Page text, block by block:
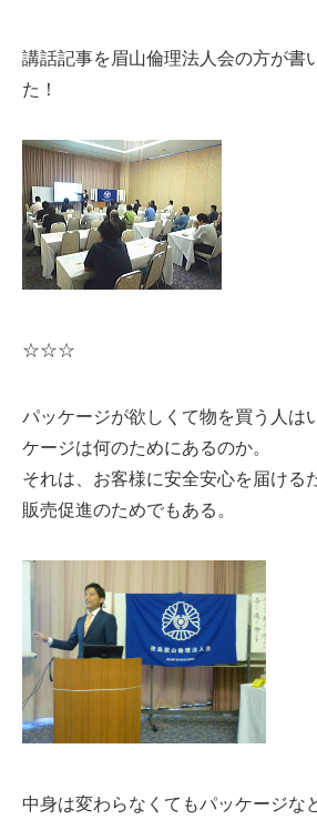
講話記事を眉山倫理法人会の方が書
た！
☆☆☆
パッケージが欲しくて物を買う人は
ケージは何のためにあるのか。
それは、お客様に安全安心を届ける
販売促進のためでもある。
中身は変わらなくてもパッケージな